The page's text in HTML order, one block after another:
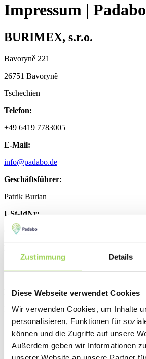
Zustimmung Details
Diese Webseite verwendet Cookies
Wir verwenden Cookies, um Inhalte
personalisieren, Funktionen für
können und die Zugriffe auf unsere
Außerdem geben wir Informationen
Impressum |
BURIMEX, s.r.o.
Bavoryně 221
26751 Bavoryně
Tschechien
Telefon:
+49 6419 7783005
E-Mail:
info@padabo.de
Geschäftsführer:
Patrik Burian
USt-IdNr:
CZ29023947
Registernummer: Abteil C, Einlage 160 734
Registrierung gemäß § 9 Abs. 4
LUCID Registrierungsnummer:
Haftungsausschluss